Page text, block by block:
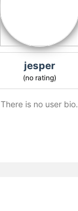
jesper
(no rating)
There is no user bio.